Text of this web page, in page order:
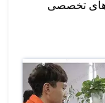
تخصصی